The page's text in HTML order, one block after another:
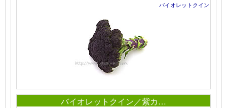
バイオレットクイン
バイオレットクイン／紫カ…